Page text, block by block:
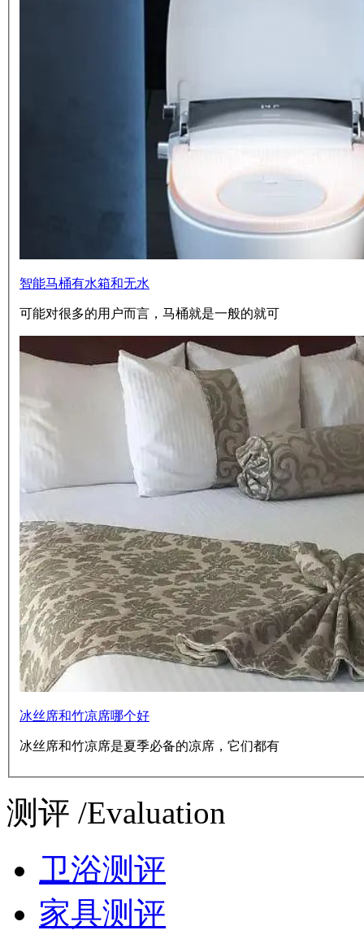
智能马桶有水箱和无水
可能对很多的用户而言，马桶就是一般的就可
冰丝席和竹凉席哪个好
冰丝席和竹凉席是夏季必备的凉席，它们都有
测评 /Evaluation
卫浴测评
家具测评